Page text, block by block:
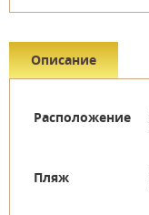
Описание
Расположение
Пляж